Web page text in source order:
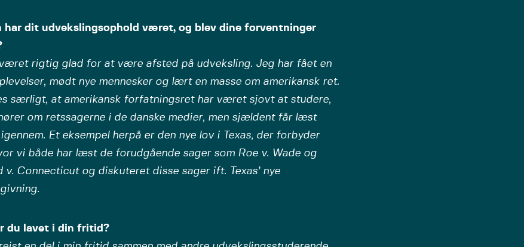
har dit udvekslingsophold været, og blev dine forventninger
rigtig glad for at være afsted på udveksling. Jeg har fået en
mødt nye mennesker og lært en masse om amerikansk ret.
særligt, at amerikansk forfatningsret har været sjovt at studere,
om retssagerne i de danske medier, men sjældent får læst
Et eksempel herpå er den nye lov i Texas, der forbyder
vi både har læst de forudgående sager som Roe v. Wade og
v. Connecticut og diskuteret disse sager ift. Texas’ nye
du lavet i din fritid?